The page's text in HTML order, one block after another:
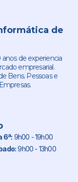
de
de experiencia
empresarial.
Bens. Pessoas e
6ª: 9h00 - 19h00
9h00 - 13h00